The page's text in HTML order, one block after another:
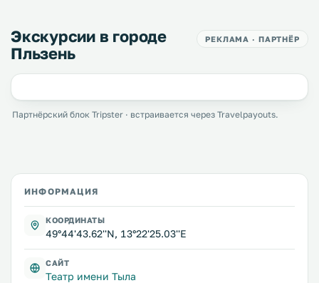
Экскурсии в городе
Пльзень
РЕКЛАМА · ПАРТНЁР
Партнёрский блок Tripster · встраивается через Travelpayouts.
ИНФОРМАЦИЯ
КООРДИНАТЫ
49°44'43.62''N, 13°22'25.03''E
САЙТ
Театр имени Тыла